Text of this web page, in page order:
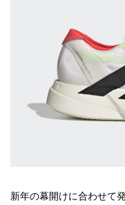
新年の幕開けに合わせて